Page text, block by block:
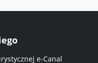
e-Canal